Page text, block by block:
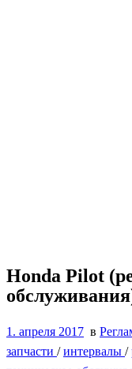
Honda Pilot
1. апреля 2017 в
запчасти /интервалы /